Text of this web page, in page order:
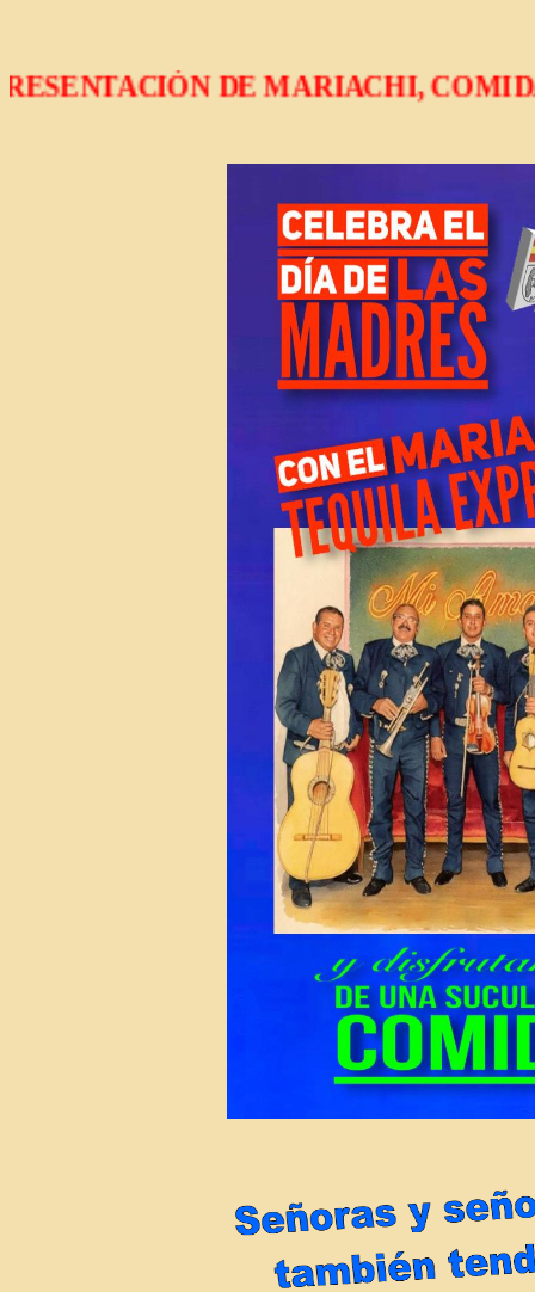
DE MARIACHI, COMIDA